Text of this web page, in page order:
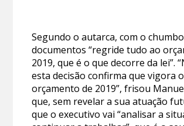
Segundo o autarca, com o
documentos “regride tudo ao
2019, que é o que decorre da lei”.
esta decisão confirma que vigora o
orçamento de 2019”, frisou
que, sem revelar a sua atuação
que o executivo vai “analisar a